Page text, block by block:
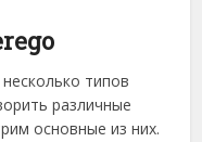
типов
различные
основные из них.